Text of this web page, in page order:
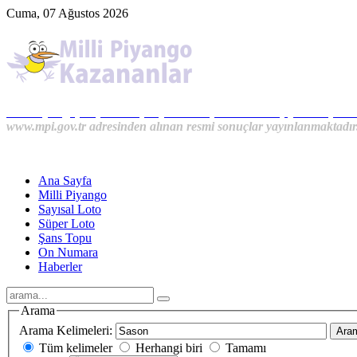
Cuma, 07 Ağustos 2026
www.mpi.gov.tr adresinden alınan resmi sonuçlar
Ana Sayfa
Milli Piyango
Sayısal Loto
Süper Loto
Şans Topu
On Numara
Haberler
Arama
Arama Kelimeleri:
Tüm kelimeler Herhangi biri
Tamamı